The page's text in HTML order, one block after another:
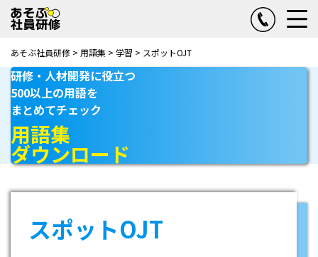
あそぶ社員研修 > 用語集 > 学習 > スポットOJT
研修・人材開発に役立つ
500以上の用語を
まとめてチェック
用語集
ダウンロード
スポットOJT